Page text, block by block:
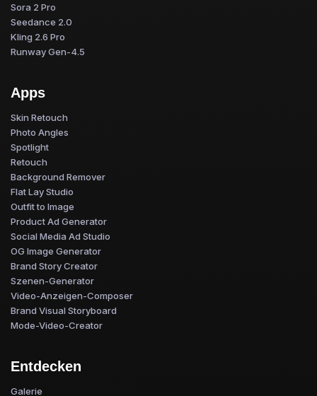
Sora 2 Pro
Seedance 2.0
Kling 2.6 Pro
Runway Gen-4.5
Apps
Skin Retouch
Photo Angles
Spotlight
Retouch
Background Remover
Flat Lay Studio
Outfit to Image
Product Ad Generator
Social Media Ad Studio
OG Image Generator
Brand Story Creator
Szenen-Generator
Video-Anzeigen-Composer
Brand Visual Storyboard
Mode-Video-Creator
Entdecken
Galerie